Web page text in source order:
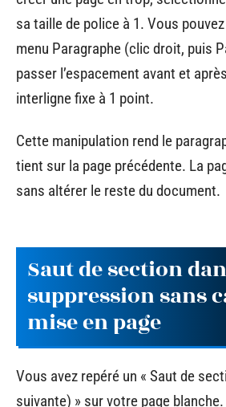
sa taille de police à 1. Vous
menu Paragraphe (clic droit, puis
passer l’espacement avant et
interligne fixe à 1 point.
Cette manipulation rend le
tient sur la page précédente. La
sans altérer le reste du document.
Saut de section
suppression sans
mise en page
Vous avez repéré un « Saut de
suivante) » sur votre page